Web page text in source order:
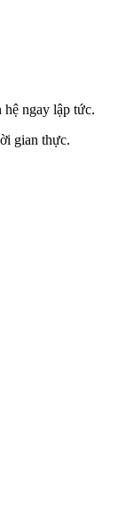
ngay lập tức.
gian thực.